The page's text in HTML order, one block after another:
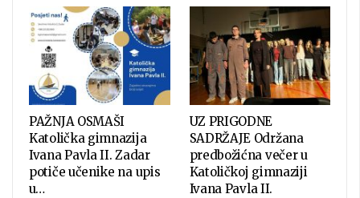
PAŽNJA OSMAŠI
Katolička gimnazija
Ivana Pavla II. Zadar
potiče učenike na upis
u…
UZ PRIGODNE
SADRŽAJE Održana
predbožićna večer u
Katoličkoj gimnaziji
Ivana Pavla II.